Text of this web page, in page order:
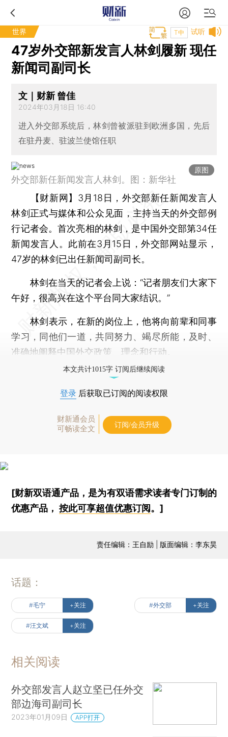
世界 试听
T中
47岁外交部新发言人林剑履新 现任
新闻司副司长
文｜财新 曾佳
2024年03月18日 16:40
进入外交部系统后，林剑曾被派驻到欧洲多国，先后
在驻丹麦、驻波兰使馆任职
原图
外交部新任新闻发言人林剑。图：新华社
【财新网】 3月18日，外交部新任新闻发言人
林剑正式与媒体和公众见面，主持当天的外交部例
行记者会。首次亮相的林剑，是中国外交部第34任
新闻发言人。此前在3月15日，外交部网站显示，
47岁的林剑已出任新闻司副司长。
林剑在当天的记者会上说：“记者朋友们大家下
午好，很高兴在这个平台同大家结识。”
林剑表示，在新的岗位上，他将向前辈和同事
学习，同他们一道，共同努力、竭尽所能，及时、
准确地阐释中国外交政策、理念和行动。
本文共计1015字 订阅后继续阅读
登录 后获取已订阅的阅读权限
财新通会员
可畅读全文
订阅/会员升级
[财新双语通产品，是为有双语需求读者专门订制的
优惠产品，按此可享超值优惠订阅 。]
责任编辑：王自励 | 版面编辑：李东昊
话题：
#毛宁 +关注 #外交部 +关注
#汪文斌 +关注
相关阅读
外交部发言人赵立坚已任外交
部边海司副司长
2023年01月09日 APP打开